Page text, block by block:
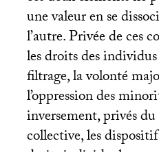
une valeur en se
l’autre. Privée de ces
les droits des
filtrage, la volonté
l’oppression des
inversement, privés
collective, les